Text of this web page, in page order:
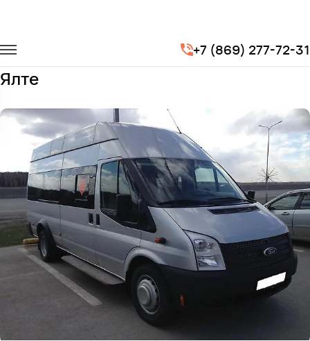
+7 (869) 277-72-31
Микроавтобусы Ford Transit
Заказать Ford Transit с водителем в
Ялте